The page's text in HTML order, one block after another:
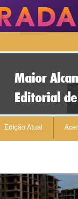
Maior
Editorial
Edição Atual